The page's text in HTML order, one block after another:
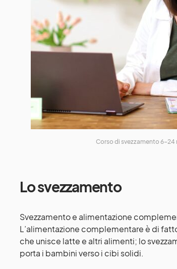
Corso di svezzamento 6-24
Lo svezzamento
Svezzamento e alimentazione
L’alimentazione complementare è di
che unisce latte e altri alimenti; lo
porta i bambini verso i cibi solidi.